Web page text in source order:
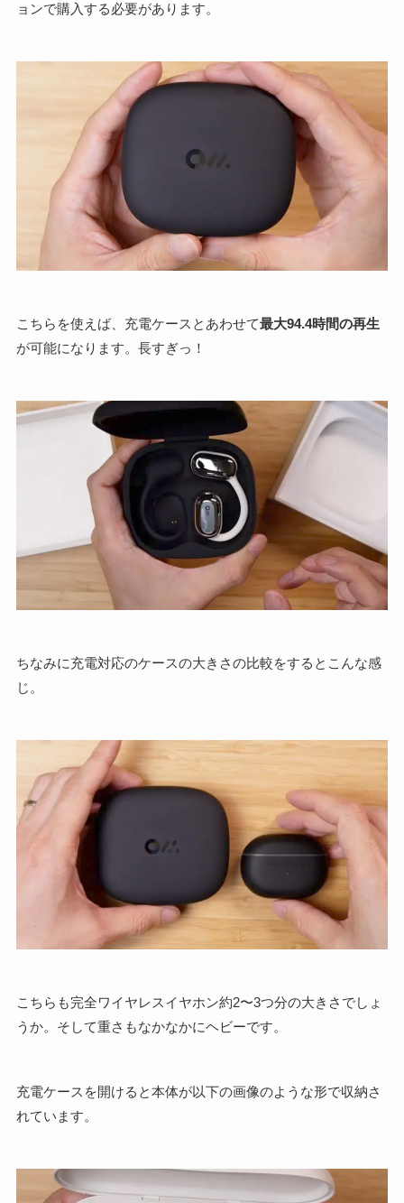
ョンで購入する必要があります。
こちらを使えば、充電ケースとあわせて最大94.4時間の再生
が可能になります。長すぎっ！
ちなみに充電対応のケースの大きさの比較をするとこんな感
じ。
こちらも完全ワイヤレスイヤホン約2〜3つ分の大きさでしょ
うか。そして重さもなかなかにヘビーです。
充電ケースを開けると本体が以下の画像のような形で収納さ
れています。